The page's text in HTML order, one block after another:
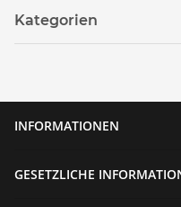
Kategorien
INFORMATIONEN
GESETZLICHE